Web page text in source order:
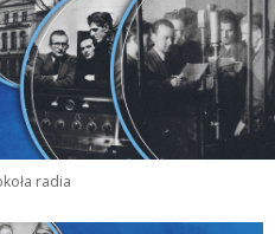
radia